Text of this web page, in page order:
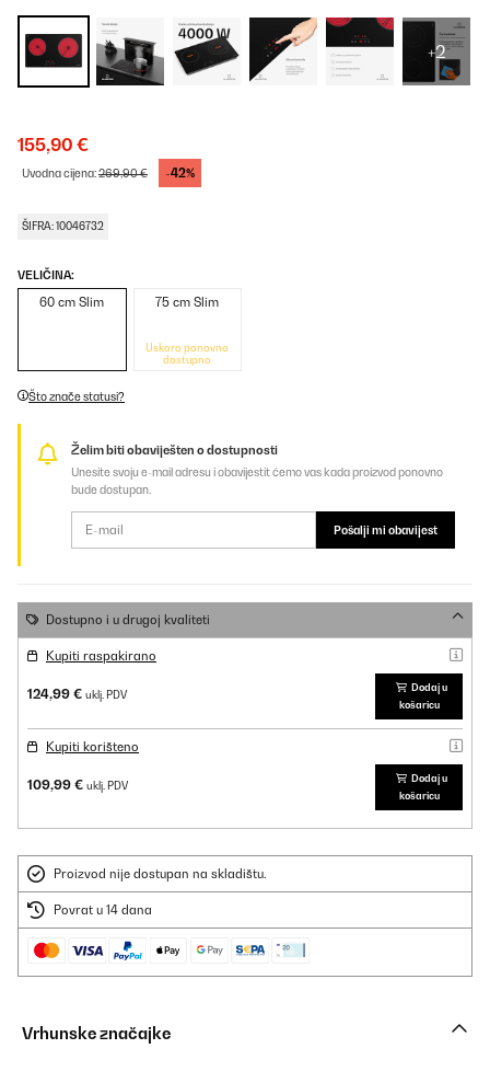
+2
155,90 €
Uvodna cijena:269,90 € -42%
ŠIFRA: 10046732
VELIČINA:
60 cm Slim 75 cm Slim
Uskoro ponovno
dostupno
Što znače statusi?
Želim biti obaviješten o dostupnosti
Unesite svoju e-mail adresu i obavijestit ćemo vas kada proizvod ponovno
bude dostupan.
Pošalji mi obavijest
Dostupno i u drugoj kvaliteti
Kupiti raspakirano
124,99 € uklj. PDV
Dodaj u
košaricu
Kupiti korišteno
109,99 € uklj. PDV
Dodaj u
košaricu
Proizvod nije dostupan na skladištu.
Povrat u 14 dana
Vrhunske značajke